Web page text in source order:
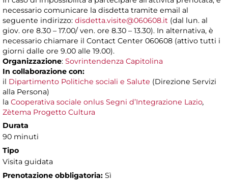
necessario comunicare la disdetta tramite email al
seguente indirizzo: disdetta.visite@060608.it (dal lun. al
giov. ore 8.30 – 17.00/ ven. ore 8.30 – 13.30). In alternativa, è
necessario chiamare il Contact Center 060608 (attivo tutti i
giorni dalle ore 9.00 alle 19.00).
Organizzazione: Sovrintendenza Capitolina
In collaborazione con:
il Dipartimento Politiche sociali e Salute (Direzione Servizi
alla Persona)
la Cooperativa sociale onlus Segni d’Integrazione Lazio,
Zètema Progetto Cultura
Durata
90 minuti
Tipo
Visita guidata
Prenotazione obbligatoria: Sì